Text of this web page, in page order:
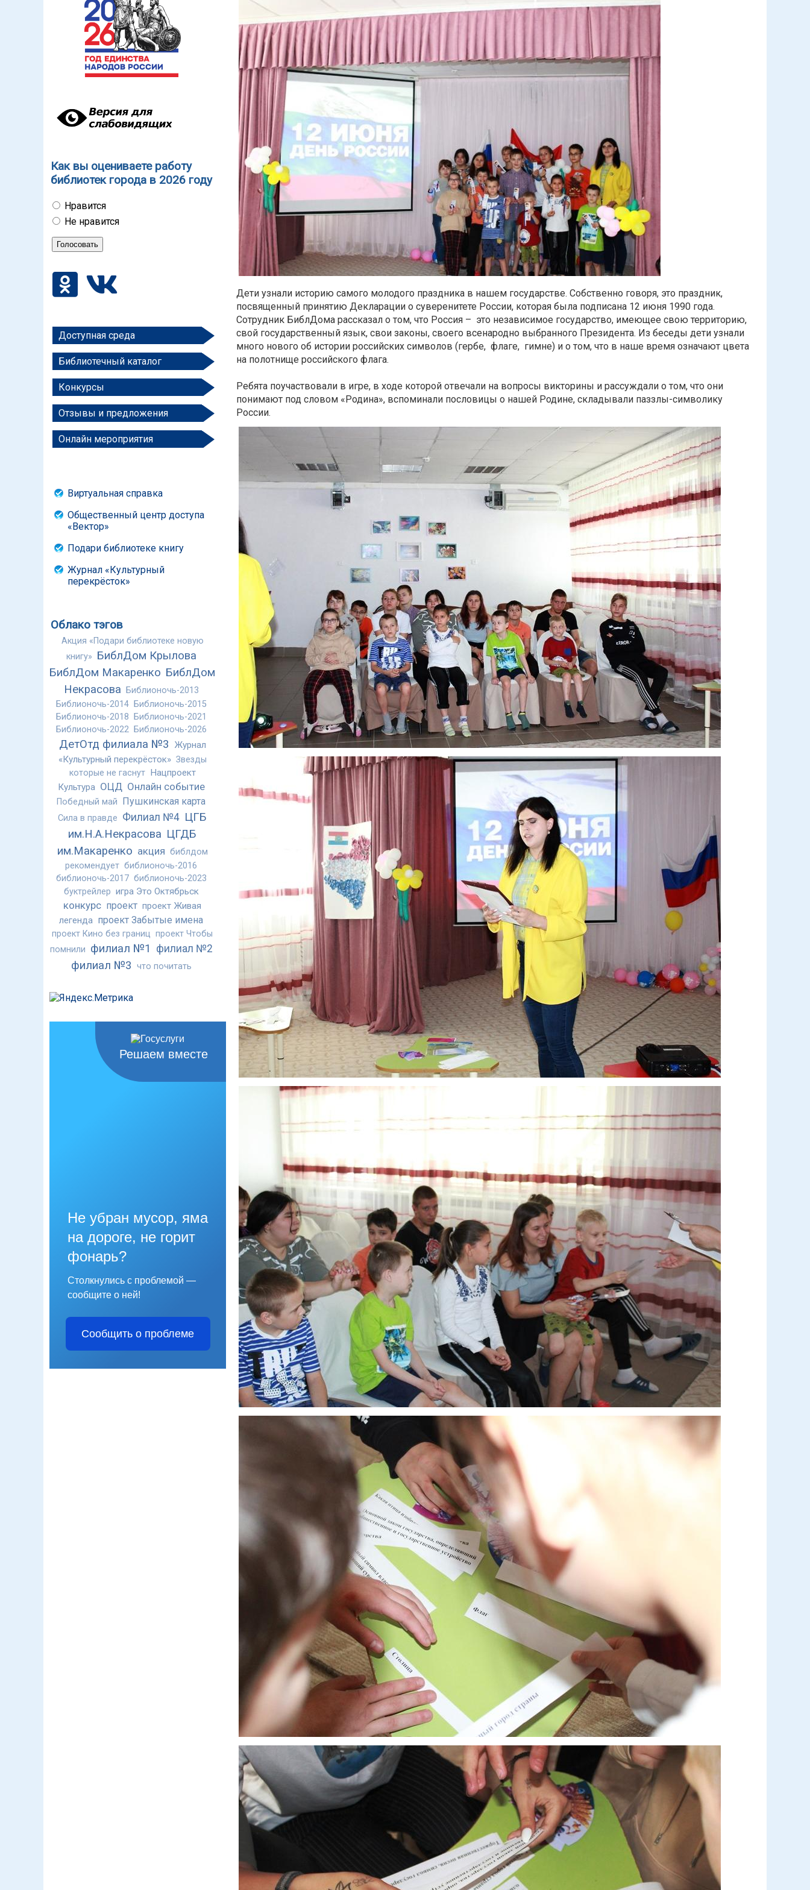
Как вы оцениваете работу
библиотек города в 2026 году
Нравится
Не нравится
Доступная среда
Библиотечный каталог
Конкурсы
Отзывы и предложения
Онлайн мероприятия
Виртуальная справка
Общественный центр доступа
«Вектор»
Подари библиотеке книгу
Журнал «Культурный
перекрёсток»
Облако тэгов
Акция «Подари библиотеке новую
книгу» БиблДом Крылова
БиблДом Макаренко БиблДом
Некрасова
Библионочь-2013
Библионочь-2014
Библионочь-2015
Библионочь-2018
Библионочь-2021
Библионочь-2022
Библионочь-2026
ДетОтд филиала №3
Журнал
«Культурный перекрёсток» Звезды
которые не гаснут Нацпроект
Культура ОЦД Онлайн событие
Победный май Пушкинская карта
Сила в правде Филиал №4 ЦГБ
им.Н.А.Некрасова ЦГДБ
им.Макаренко акция библдом
рекомендует библионочь-2016
библионочь-2017 библионочь-2023
буктрейлер игра Это Октябрьск
конкурс проект проект Живая
легенда проект Забытые имена
проект Кино без границ проект Чтобы
помнили филиал №1 филиал №2
филиал №3 что почитать
Решаем вместе
Не убран мусор, яма
на дороге, не горит
фонарь?
Столкнулись с проблемой —
сообщите о ней!
Сообщить о проблеме
Дети узнали историю самого молодого праздника в нашем государстве. Собственно говоря, это праздник,
посвященный принятию Декларации о суверенитете России, которая была подписана 12 июня 1990 года.
Сотрудник БиблДома рассказал о том, что Россия – это независимое государство, имеющее свою территорию,
свой государственный язык, свои законы, своего всенародно выбранного Президента. Из беседы дети узнали
много нового об истории российских символов (гербе, флаге, гимне) и о том, что в наше время означают цвета
на полотнище российского флага.
Ребята поучаствовали в игре, в ходе которой отвечали на вопросы викторины и рассуждали о том, что они
понимают под словом «Родина», вспоминали пословицы о нашей Родине, складывали паззлы-символику
России.